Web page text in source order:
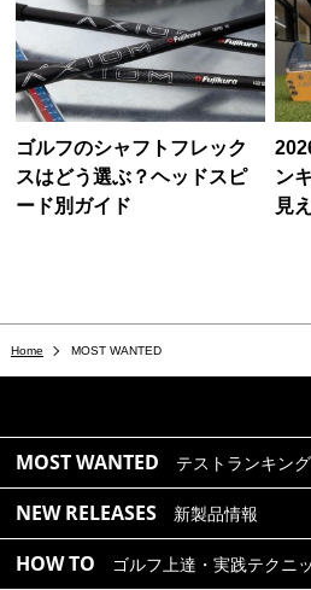
ゴルフのシャフトフレック
スはどう選ぶ？ヘッドスピ
ード別ガイド
ン
見
Home MOST WANTED
MOST WANTED テストランキング
NEW RELEASES 新製品情報
HOW TO ゴルフ上達・実践テクニ